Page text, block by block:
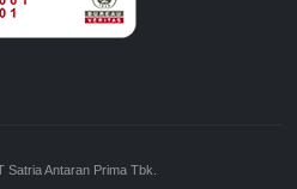
Satria Antaran Prima Tbk.